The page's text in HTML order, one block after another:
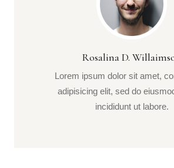
Rosalina D.
Lorem ipsum dolor sit amet,
adipisicing elit, sed do
incididunt ut labore.